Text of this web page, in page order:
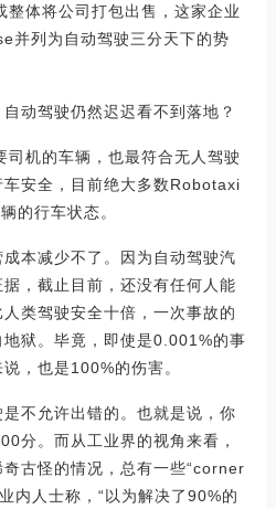
体将公司打包出售，这家企业
并列为自动驾驶三分天下的势
驾驶仍然迟迟看不到落地？
机的车辆，也最符合无人驾驶
安全，目前绝大多数Robotaxi
的行车状态。
本减少不了。因为自动驾驶汽
，截止目前，还没有任何人能
类驾驶安全十倍，一次事故的
狱。毕竟，即使是0.001%的事
，也是100%的伤害。
不允许出错的。也就是说，你
分。而从工业界的视角来看，
古怪的情况，总有一些“corner
内人士称，“以为解决了90%的